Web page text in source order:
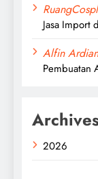
Jasa Import
Alfin
Pembuatan
2026